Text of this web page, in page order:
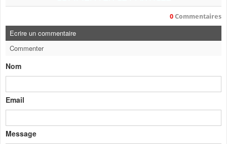
0 Commentaires
Ecrire un commentaire
Commenter
Nom
Email
Message